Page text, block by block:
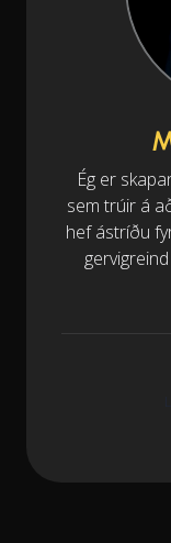
Ég er
sem trúir á
hef ástríðu